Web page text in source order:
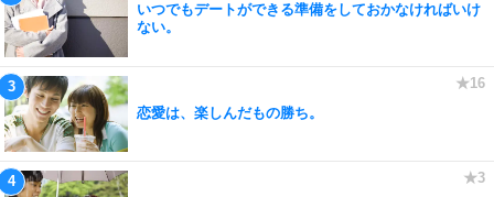
いつでもデートができる準備をしておかなければいけ
ない。
恋愛は、楽しんだもの勝ち。